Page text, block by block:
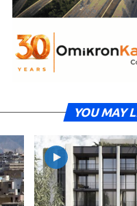
YOU MAY